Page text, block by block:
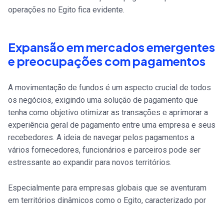
operações no Egito fica evidente.
Expansão em mercados emergentes
e preocupações com pagamentos
A movimentação de fundos é um aspecto crucial de todos
os negócios, exigindo uma solução de pagamento que
tenha como objetivo otimizar as transações e aprimorar a
experiência geral de pagamento entre uma empresa e seus
recebedores. A ideia de navegar pelos pagamentos a
vários fornecedores, funcionários e parceiros pode ser
estressante ao expandir para novos territórios.
Especialmente para empresas globais que se aventuram
em territórios dinâmicos como o Egito, caracterizado por